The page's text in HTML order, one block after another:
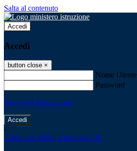
Salta al contenuto
Accedi
Accedi
button close ×
Nome Utente
Password
Password dimenticata?
-
Entra con SPID Entra con CIE